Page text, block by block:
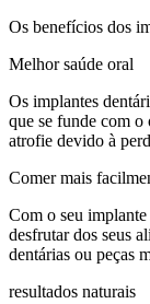
Os benefícios dos
Melhor saúde oral
Os implantes
que se funde com o
atrofie devido à
Comer mais
Com o seu
desfrutar dos seus
dentárias ou peças
resultados naturais